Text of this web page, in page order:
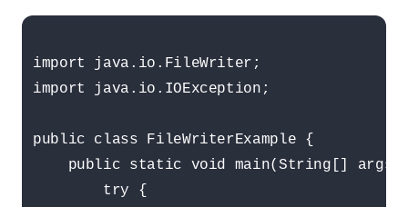
import java.io.FileWriter;
import java.io.IOException;
public class FileWriterExample {
public static void main(String[] args)
        try {